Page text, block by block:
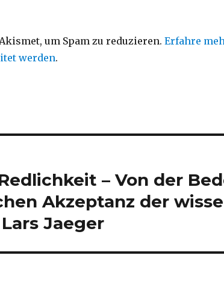
um Spam zu reduzieren.Erfahre
werden.
– Von der
Akzeptanz der
Jaeger